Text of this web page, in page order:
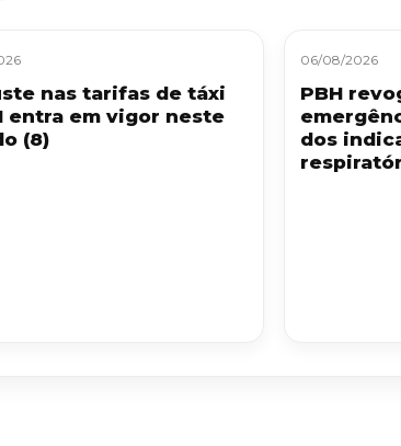
nas tarifas de táxi
entra em vigor neste
(8)
06/08/2026
PBH
dos